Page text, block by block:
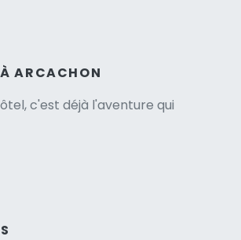
ARCACHON
c'est déjà l'aventure qui